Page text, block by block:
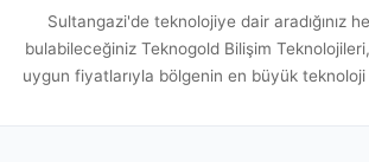
Sultangazi'de teknolojiye dair aradığınız
bulabileceğiniz Teknogold Bilişim
uygun fiyatlarıyla bölgenin en büyük